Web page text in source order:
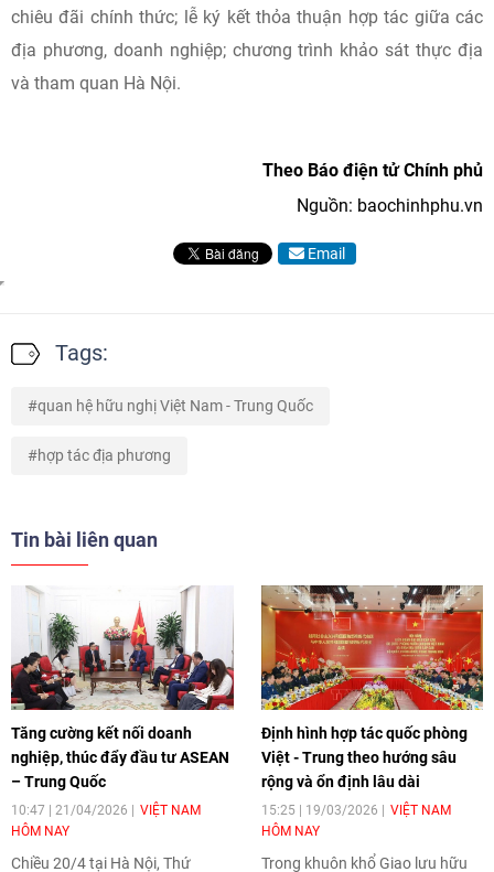
chiêu đãi chính thức; lễ ký kết thỏa thuận hợp tác giữa các
địa phương, doanh nghiệp; chương trình khảo sát thực địa
và tham quan Hà Nội.
Theo Báo điện tử Chính phủ
Nguồn: baochinhphu.vn
Email
Tags:
quan hệ hữu nghị Việt Nam - Trung Quốc
hợp tác địa phương
Tin bài liên quan
Tăng cường kết nối doanh
nghiệp, thúc đẩy đầu tư ASEAN
– Trung Quốc
10:47 | 21/04/2026
VIỆT NAM
HÔM NAY
Chiều 20/4 tại Hà Nội, Thứ
Định hình hợp tác quốc phòng
Việt - Trung theo hướng sâu
rộng và ổn định lâu dài
15:25 | 19/03/2026
VIỆT NAM
HÔM NAY
Trong khuôn khổ Giao lưu hữu